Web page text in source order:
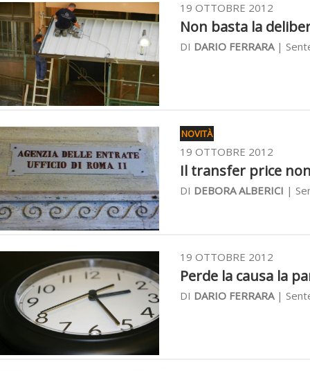
19 OTTOBRE 2012
Non basta la
DI DARIO FERRARA|
NOVITÀ
19 OTTOBRE 2012
Il transfer price
DI DEBORA ALBERICI |
19 OTTOBRE 2012
Perde la causa la
DI DARIO FERRARA|